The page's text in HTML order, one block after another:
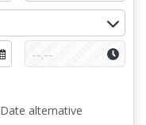
Date alternative